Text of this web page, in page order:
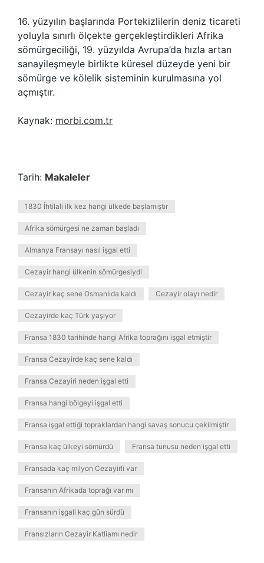
16. yüzyılın başlarında Portekizlilerin deniz ticareti
yoluyla sınırlı ölçekte gerçekleştirdikleri Afrika
sömürgeciliği, 19. yüzyılda Avrupa’da hızla artan
sanayileşmeyle birlikte küresel düzeyde yeni bir
sömürge ve kölelik sisteminin kurulmasına yol
açmıştır.
Kaynak: morbi.com.tr
Tarih: Makaleler
1830 İhtilali ilk kez hangi ülkede başlamıştır
Afrika sömürgesi ne zaman başladı
Almanya Fransayı nasıl işgal etti
Cezayir hangi ülkenin sömürgesiydi
Cezayir kaç sene Osmanlıda kaldı Cezayir olayı nedir
Cezayirde kaç Türk yaşıyor
Fransa 1830 tarihinde hangi Afrika toprağını işgal etmiştir
Fransa Cezayirde kaç sene kaldı
Fransa Cezayiri neden işgal etti
Fransa hangi bölgeyi işgal etti
Fransa işgal ettiği topraklardan hangi savaş sonucu çekilmiştir
Fransa kaç ülkeyi sömürdü Fransa tunusu neden işgal etti
Fransada kaç milyon Cezayirli var
Fransanın Afrikada toprağı var mı
Fransanın işgali kaç gün sürdü
Fransızların Cezayir Katliamı nedir